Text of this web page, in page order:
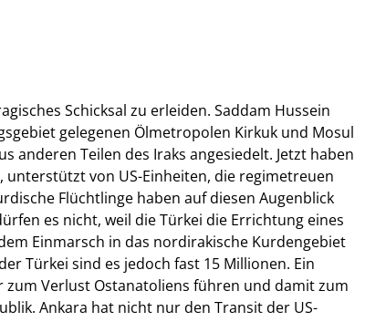
Schicksal zu erleiden. Saddam Hussein
gelegenen Ölmetropolen Kirkuk und Mosul
anderen Teilen des Iraks angesiedelt. Jetzt haben
von US-Einheiten, die regimetreuen
Flüchtlinge haben auf diesen Augenblick
es nicht, weil die Türkei die Errichtung eines
Einmarsch in das nordirakische Kurdengebiet
Türkei sind es jedoch fast 15 Millionen. Ein
Verlust Ostanatoliens führen und damit zum
Ankara hat nicht nur den Transit der US-